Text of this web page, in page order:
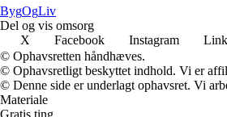
BygOgLiv
Del og vis omsorg
X
Facebook Instagram
© Ophavsretten håndhæves.
© Ophavsretligt beskyttet indhold. Vi er
© Denne side er underlagt ophavsret. Vi
Materiale
Gratis ting